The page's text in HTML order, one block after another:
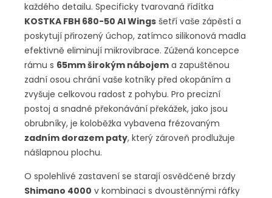
každého detailu. Specificky tvarovaná řídítka
KOSTKA FBH 680-50 Al Wings šetří vaše zápěstí a
poskytují přirozený úchop, zatímco silikonová madla
efektivně eliminují mikrovibrace. Zúžená koncepce
rámu s 65mm širokým nábojem a zapuštěnou
zadní osou chrání vaše kotníky před okopáním a
zvyšuje celkovou radost z pohybu. Pro precizní
postoj a snadné překonávání překážek, jako jsou
obrubníky, je koloběžka vybavena frézovaným
zadním dorazem paty, který zároveň prodlužuje
nášlapnou plochu.
O spolehlivé zastavení se starají osvědčené brzdy
Shimano 4000 v kombinaci s dvoustěnnými ráfky